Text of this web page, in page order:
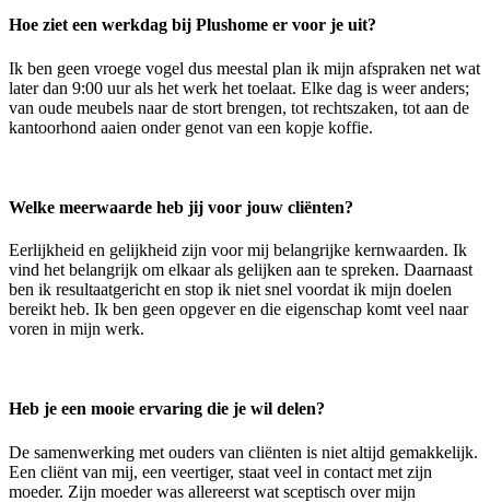
Hoe ziet een werkdag bij Plushome er voor je uit?
Ik ben geen vroege vogel dus meestal plan ik mijn afspraken net wat
later dan 9:00 uur als het werk het toelaat. Elke dag is weer anders;
van oude meubels naar de stort brengen, tot rechtszaken, tot aan de
kantoorhond aaien onder genot van een kopje koffie.
Welke meerwaarde heb jij voor jouw cliënten?
Eerlijkheid en gelijkheid zijn voor mij belangrijke kernwaarden. Ik
vind het belangrijk om elkaar als gelijken aan te spreken. Daarnaast
ben ik resultaatgericht en stop ik niet snel voordat ik mijn doelen
bereikt heb. Ik ben geen opgever en die eigenschap komt veel naar
voren in mijn werk.
Heb je een mooie ervaring die je wil delen?
De samenwerking met ouders van cliënten is niet altijd gemakkelijk.
Een cliënt van mij, een veertiger, staat veel in contact met zijn
moeder. Zijn moeder was allereerst wat sceptisch over mijn